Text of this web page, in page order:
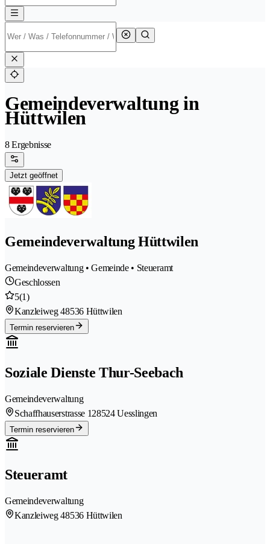
Gemeindeverwaltung in
Hüttwilen
8 Ergebnisse
Jetzt geöffnet
Gemeindeverwaltung Hüttwilen
Gemeindeverwaltung • Gemeinde • Steueramt
Geschlossen
5(1)
Kanzleiweg 48536 Hüttwilen
Termin reservieren
Soziale Dienste Thur-Seebach
Gemeindeverwaltung
Schaffhauserstrasse 128524 Uesslingen
Termin reservieren
Steueramt
Gemeindeverwaltung
Kanzleiweg 48536 Hüttwilen